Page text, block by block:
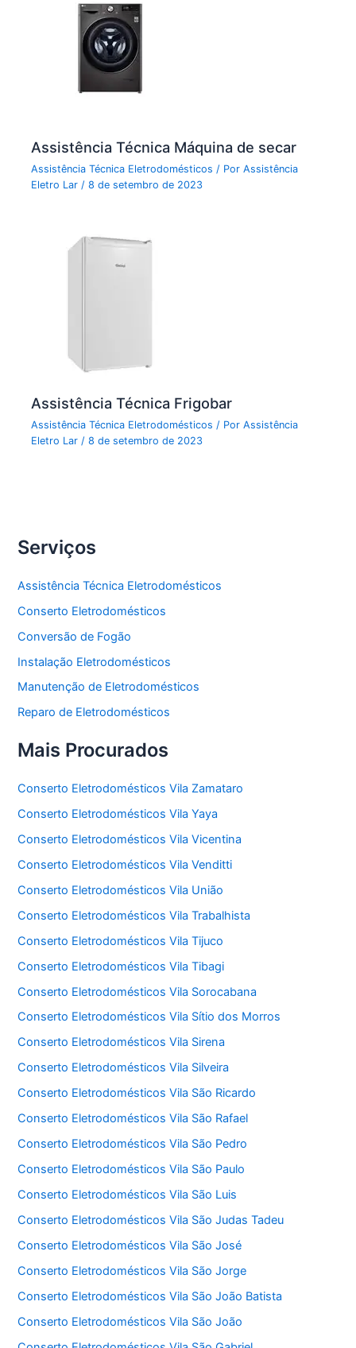
Assistência Técnica Máquina de secar
Assistência Técnica Eletrodomésticos / PorAssistência
Eletro Lar/8 de setembro de 2023
Assistência Técnica Frigobar
Assistência Técnica Eletrodomésticos / PorAssistência
Eletro Lar /8 de setembro de 2023
Serviços
Assistência Técnica Eletrodomésticos
Conserto Eletrodomésticos
Conversão de Fogão
Instalação Eletrodomésticos
Manutenção de Eletrodomésticos
Reparo de Eletrodomésticos
Mais Procurados
Conserto Eletrodomésticos Vila Zamataro
Conserto Eletrodomésticos Vila Yaya
Conserto Eletrodomésticos Vila Vicentina
Conserto Eletrodomésticos Vila Venditti
Conserto Eletrodomésticos Vila União
Conserto Eletrodomésticos Vila Trabalhista
Conserto Eletrodomésticos Vila Tijuco
Conserto Eletrodomésticos Vila Tibagi
Conserto Eletrodomésticos Vila Sorocabana
Conserto Eletrodomésticos Vila Sítio dos Morros
Conserto Eletrodomésticos Vila Sirena
Conserto Eletrodomésticos Vila Silveira
Conserto Eletrodomésticos Vila São Ricardo
Conserto Eletrodomésticos Vila São Rafael
Conserto Eletrodomésticos Vila São Pedro
Conserto Eletrodomésticos Vila São Paulo
Conserto Eletrodomésticos Vila São Luis
Conserto Eletrodomésticos Vila São Judas Tadeu
Conserto Eletrodomésticos Vila São José
Conserto Eletrodomésticos Vila São Jorge
Conserto Eletrodomésticos Vila São João Batista
Conserto Eletrodomésticos Vila São João